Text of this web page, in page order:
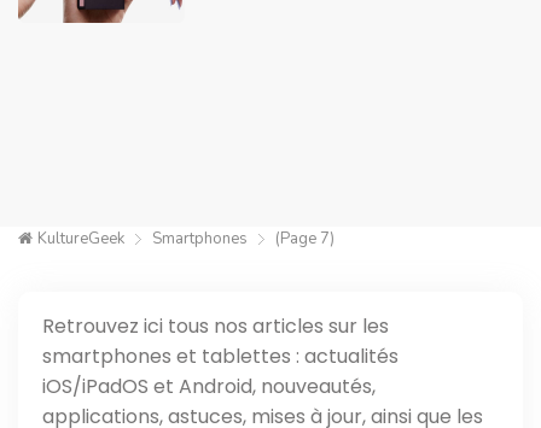
KultureGeek Smartphones (Page 7)
Retrouvez ici tous nos articles sur les
smartphones et tablettes : actualités
iOS/iPadOS et Android, nouveautés,
applications, astuces, mises à jour, ainsi que les